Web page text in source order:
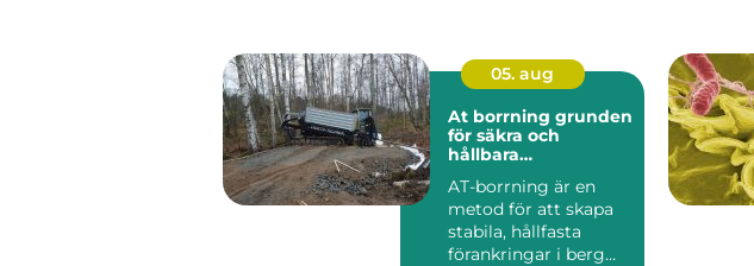
05. aug
At borrning grunden
för säkra och
hållbara
AT-borrning är en
metod för att skapa
stabila, hållfasta
förankringar i berg